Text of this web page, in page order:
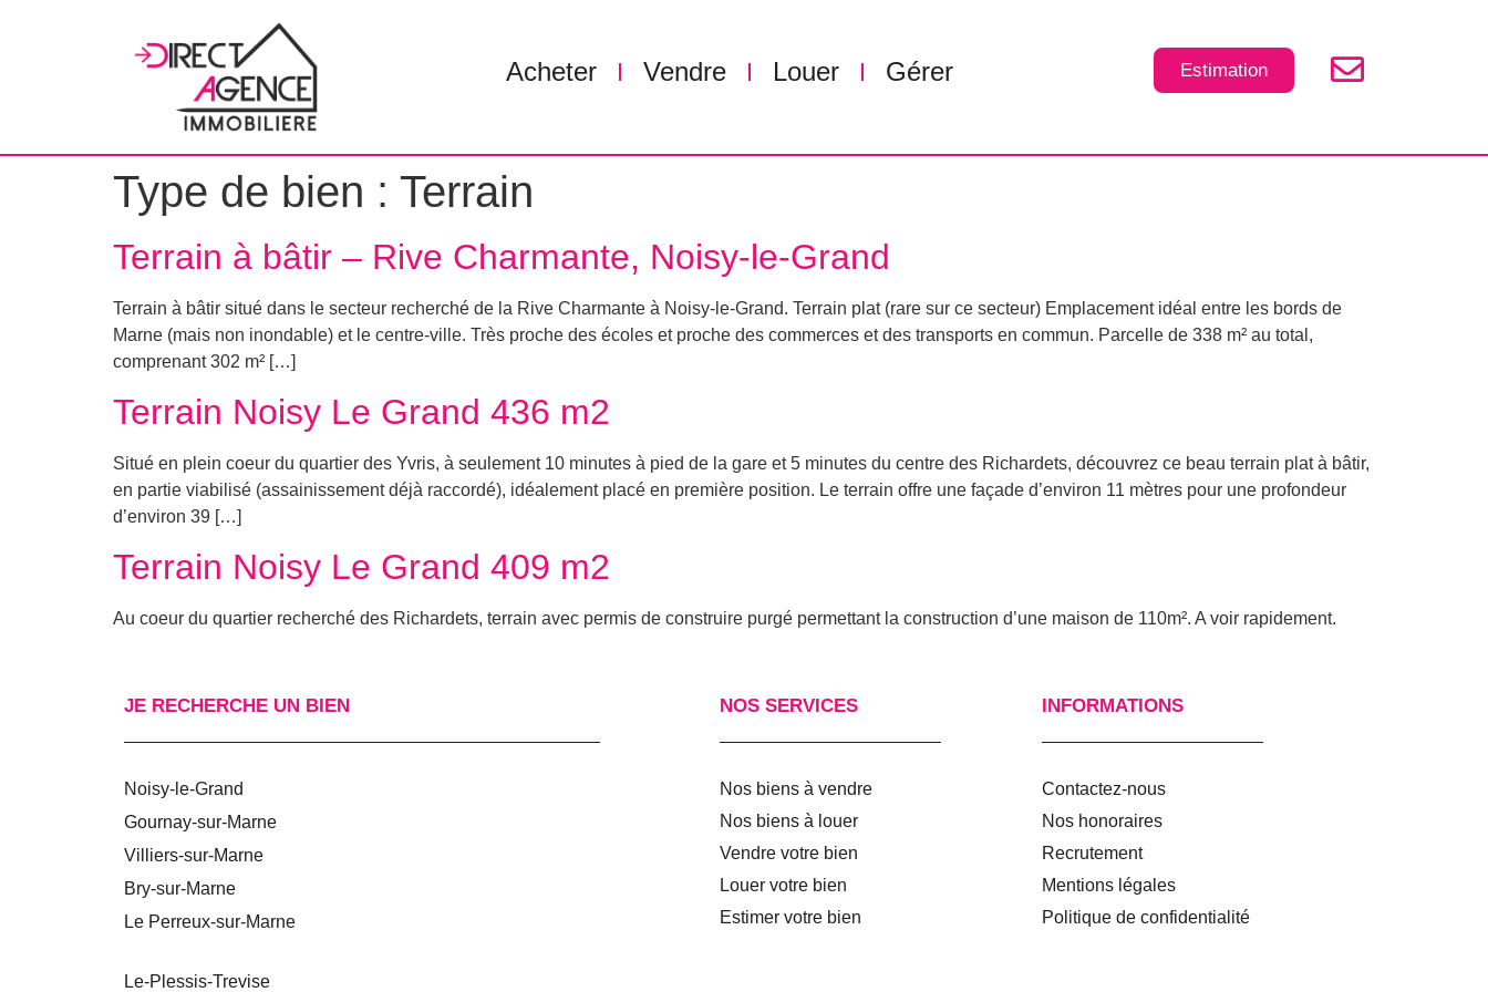
Acheter Vendre Louer Gérer Estimation
Type de bien : Terrain
Terrain à bâtir – Rive Charmante, Noisy-le-Grand
Terrain à bâtir situé dans le secteur recherché de la Rive Charmante à Noisy-le-Grand. Terrain plat (rare sur ce secteur) Emplacement idéal entre les bords de
Marne (mais non inondable) et le centre-ville. Très proche des écoles et proche des commerces et des transports en commun. Parcelle de 338 m² au total,
comprenant 302 m² […]
Terrain Noisy Le Grand 436 m2
Situé en plein coeur du quartier des Yvris, à seulement 10 minutes à pied de la gare et 5 minutes du centre des Richardets, découvrez ce beau terrain plat à bâtir,
en partie viabilisé (assainissement déjà raccordé), idéalement placé en première position. Le terrain offre une façade d’environ 11 mètres pour une profondeur
d’environ 39 […]
Terrain Noisy Le Grand 409 m2
Au coeur du quartier recherché des Richardets, terrain avec permis de construire purgé permettant la construction d’une maison de 110m². A voir rapidement.
JE RECHERCHE UN BIEN
Noisy-le-Grand
Gournay-sur-Marne
Villiers-sur-Marne
Bry-sur-Marne
Le Perreux-sur-Marne
Le-Plessis-Trevise
NOS SERVICES
Nos biens à vendre
Nos biens à louer
Vendre votre bien
Louer votre bien
Estimer votre bien
INFORMATIONS
Contactez-nous
Nos honoraires
Recrutement
Mentions légales
Politique de confidentialité